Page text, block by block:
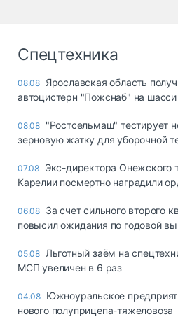
Спецтехника
08.08 Ярославская область
автоцистерн "Пожснаб" на
08.08 "Ростсельмаш" тестирует
зерновую жатку для уборочной
07.08 Экс-директора Онежского
Карелии посмертно наградили
06.08 За счет сильного второго
повысил ожидания по годовой
05.08 Льготный заём на
МСП увеличен в 6 раз
04.08 Южноуральское
нового полуприцепа-тяжеловоза